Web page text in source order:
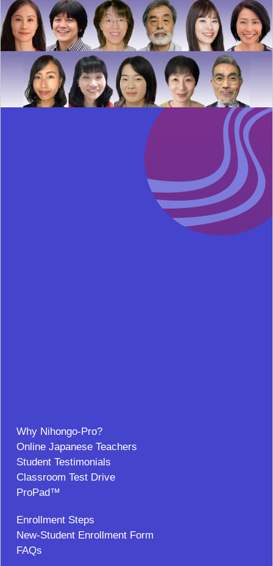
Why Nihongo-Pro?
Online Japanese Teachers
Student Testimonials
Classroom Test Drive
ProPad™
Enrollment Steps
New-Student Enrollment Form
FAQs